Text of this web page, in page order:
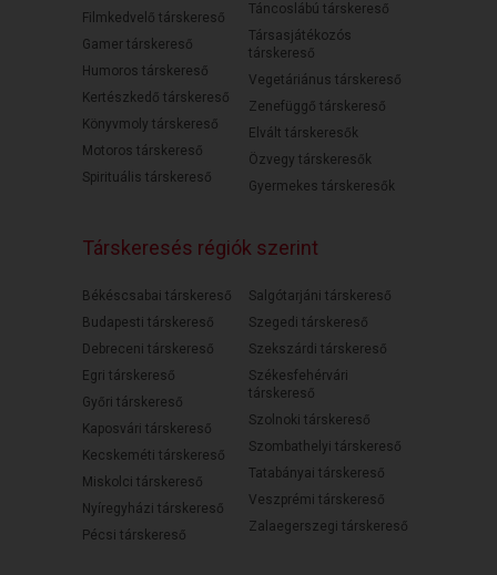
Filmkedvelő társkereső
Gamer társkereső
Humoros társkereső
Kertészkedő társkereső
Könyvmoly társkereső
Motoros társkereső
Spirituális társkereső
Táncoslábú társkereső
Társasjátékozós
társkereső
Vegetáriánus társkereső
Zenefüggő társkereső
Elvált társkeresők
Özvegy társkeresők
Gyermekes társkeresők
Társkeresés régiók szerint
Békéscsabai társkereső
Budapesti társkereső
Debreceni társkereső
Egri társkereső
Győri társkereső
Kaposvári társkereső
Kecskeméti társkereső
Miskolci társkereső
Nyíregyházi társkereső
Pécsi társkereső
Salgótarjáni társkereső
Szegedi társkereső
Szekszárdi társkereső
Székesfehérvári
társkereső
Szolnoki társkereső
Szombathelyi társkereső
Tatabányai társkereső
Veszprémi társkereső
Zalaegerszegi társkereső